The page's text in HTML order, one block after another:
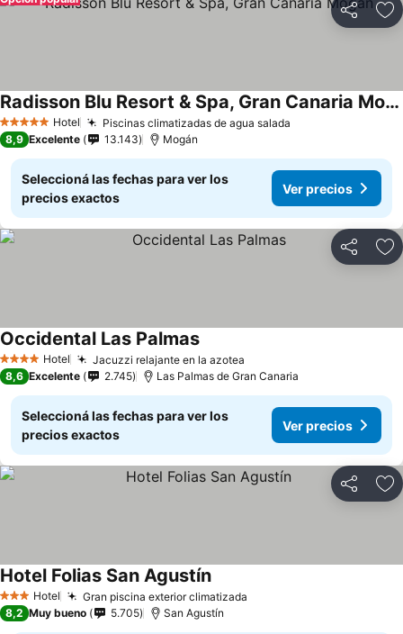
Compartir
5 Estrellas Hotel Piscinas climatizadas de agua salada
Radisson Blu Resort & Spa, Gran Canaria Mogan
Ver precios
8,9 Excelente 13.143 Mogán
Seleccioná las fechas para ver los
precios exactos
Ver precios
Compartir
4 EstrellasHotel Jacuzzi relajante en la azotea
Occidental Las PalmasVer precios
8,6 Excelente 2.745 Las Palmas de Gran Canaria
Seleccioná las fechas para ver los
precios exactos
Ver precios
Compartir
3 Estrellas
Hotel Gran piscina exterior climatizada
Hotel Folias San AgustínVer precios
8,2 Muy bueno 5.705 San Agustín